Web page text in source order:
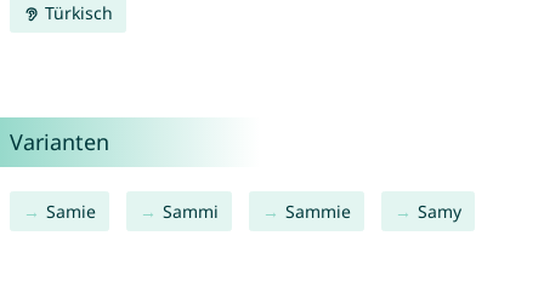
Türkisch
Varianten
Samie Sammi Sammie Samy